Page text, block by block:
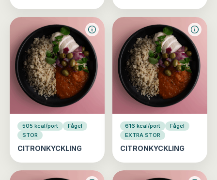
505 kcal/port
Fågel
STOR
CITRONKYCKLING
616 kcal/port
Fågel
EXTRA STOR
CITRONKYCKLING